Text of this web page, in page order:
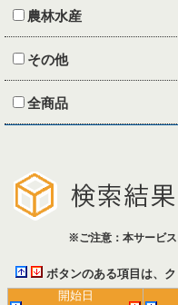
農林水産
その他
全商品
※ご注意：本サービス
ボタンのある項目は、
開始日